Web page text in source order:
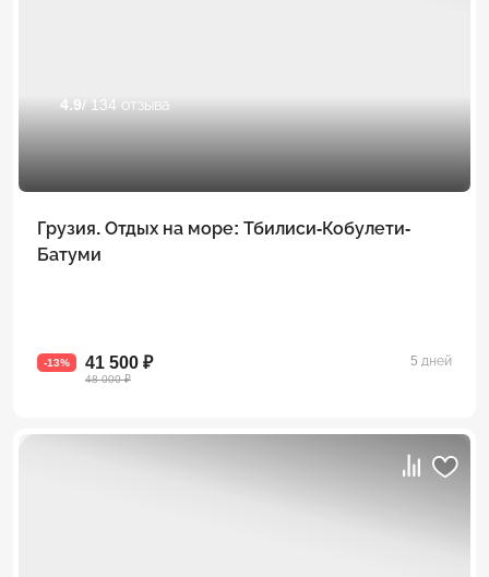
4.9 / 134 отзыва
Грузия. Отдых на море: Тбилиси-Кобулети-
Батуми
-13% 41 500 ₽
48 000 ₽
5 дней